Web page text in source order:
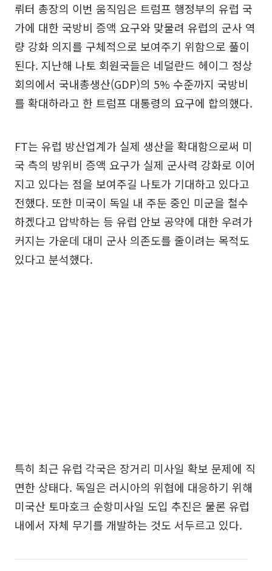
뤼터 총장의 이번 움직임은 트럼프 행정부의 유럽 국
가에 대한 국방비 증액 요구와 맞물려 유럽의 군사 역
량 강화 의지를 구체적으로 보여주기 위함으로 풀이
된다. 지난해 나토 회원국들은 네덜란드 헤이그 정상
회의에서 국내총생산(GDP)의 5% 수준까지 국방비
를 확대하라고 한 트럼프 대통령의 요구에 합의했다.
FT는 유럽 방산업계가 실제 생산을 확대함으로써 미
국 측의 방위비 증액 요구가 실제 군사력 강화로 이어
지고 있다는 점을 보여주길 나토가 기대하고 있다고
전했다. 또한 미국이 독일 내 주둔 중인 미군을 철수
하겠다고 압박하는 등 유럽 안보 공약에 대한 우려가
커지는 가운데 대미 군사 의존도를 줄이려는 목적도
있다고 분석했다.
특히 최근 유럽 각국은 장거리 미사일 확보 문제에 직
면한 상태다. 독일은 러시아의 위협에 대응하기 위해
미국산 토마호크 순항미사일 도입 추진은 물론 유럽
내에서 자체 무기를 개발하는 것도 서두르고 있다.